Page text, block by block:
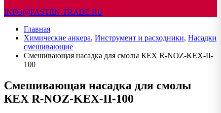
INFO@FASTEN-TRADE.RU
Главная
Химические анкера, Инструмент и расходники, Насадки
смешивающие
Смешивающая насадка для смолы КEX R-NOZ-KEX-II-
100
Смешивающая насадка для смолы
КEX R-NOZ-KEX-II-100